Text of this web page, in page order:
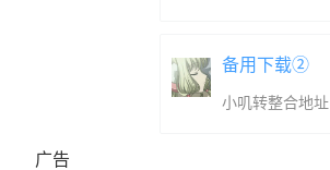
备用下载②
小叽转整合地址
广告